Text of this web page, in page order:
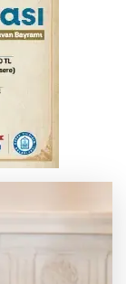
TBMM'de
Özalper'in
geçti